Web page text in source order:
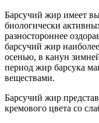
Барсучий жир имеет
биологически
разностороннее
барсучий жир
осенью, в канун
период жир барсука
веществами.
Барсучий жир
кремового цвета со